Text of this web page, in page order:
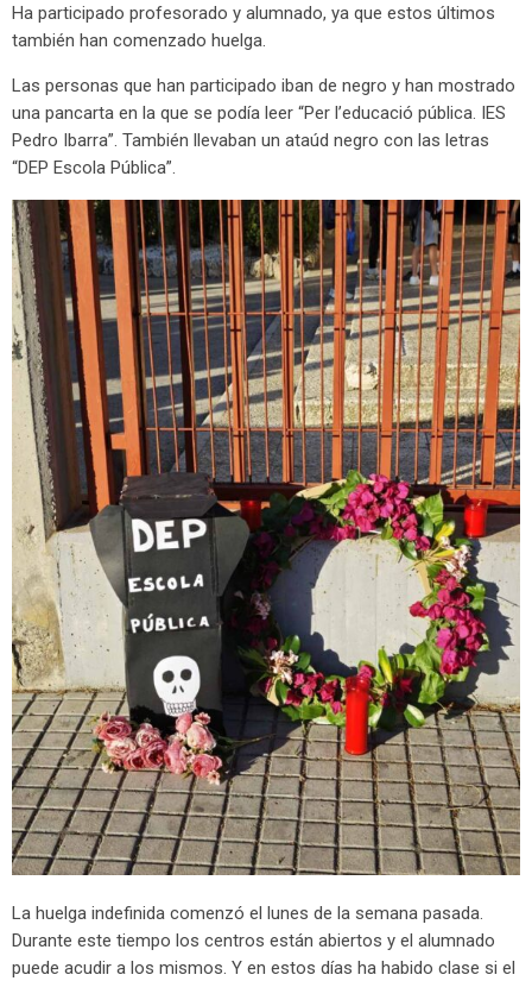
Ha participado profesorado y alumnado, ya que estos últimos
también han comenzado huelga.
Las personas que han participado iban de negro y han mostrado
una pancarta en la que se podía leer “Per l’educació pública. IES
Pedro Ibarra”. También llevaban un ataúd negro con las letras
“DEP Escola Pública”.
La huelga indefinida comenzó el lunes de la semana pasada.
Durante este tiempo los centros están abiertos y el alumnado
puede acudir a los mismos. Y en estos días ha habido clase si el